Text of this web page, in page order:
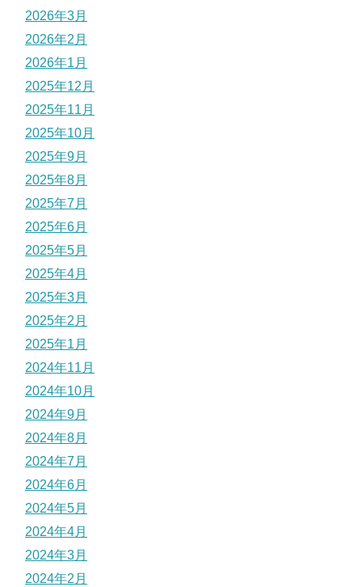
2026年3月
2026年2月
2026年1月
2025年12月
2025年11月
2025年10月
2025年9月
2025年8月
2025年7月
2025年6月
2025年5月
2025年4月
2025年3月
2025年2月
2025年1月
2024年11月
2024年10月
2024年9月
2024年8月
2024年7月
2024年6月
2024年5月
2024年4月
2024年3月
2024年2月